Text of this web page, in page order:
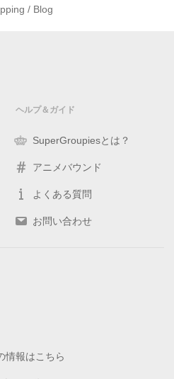
/ Blog
ヘルプ＆ガイド
SuperGroupiesとは？
アニメバウンド
よくある質問
お問い合わせ
情報はこちら